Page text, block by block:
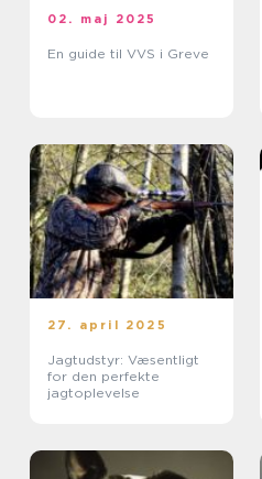
02. maj 2025
En guide til VVS i Greve
27. april 2025
Jagtudstyr: Væsentligt
for den perfekte
jagtoplevelse